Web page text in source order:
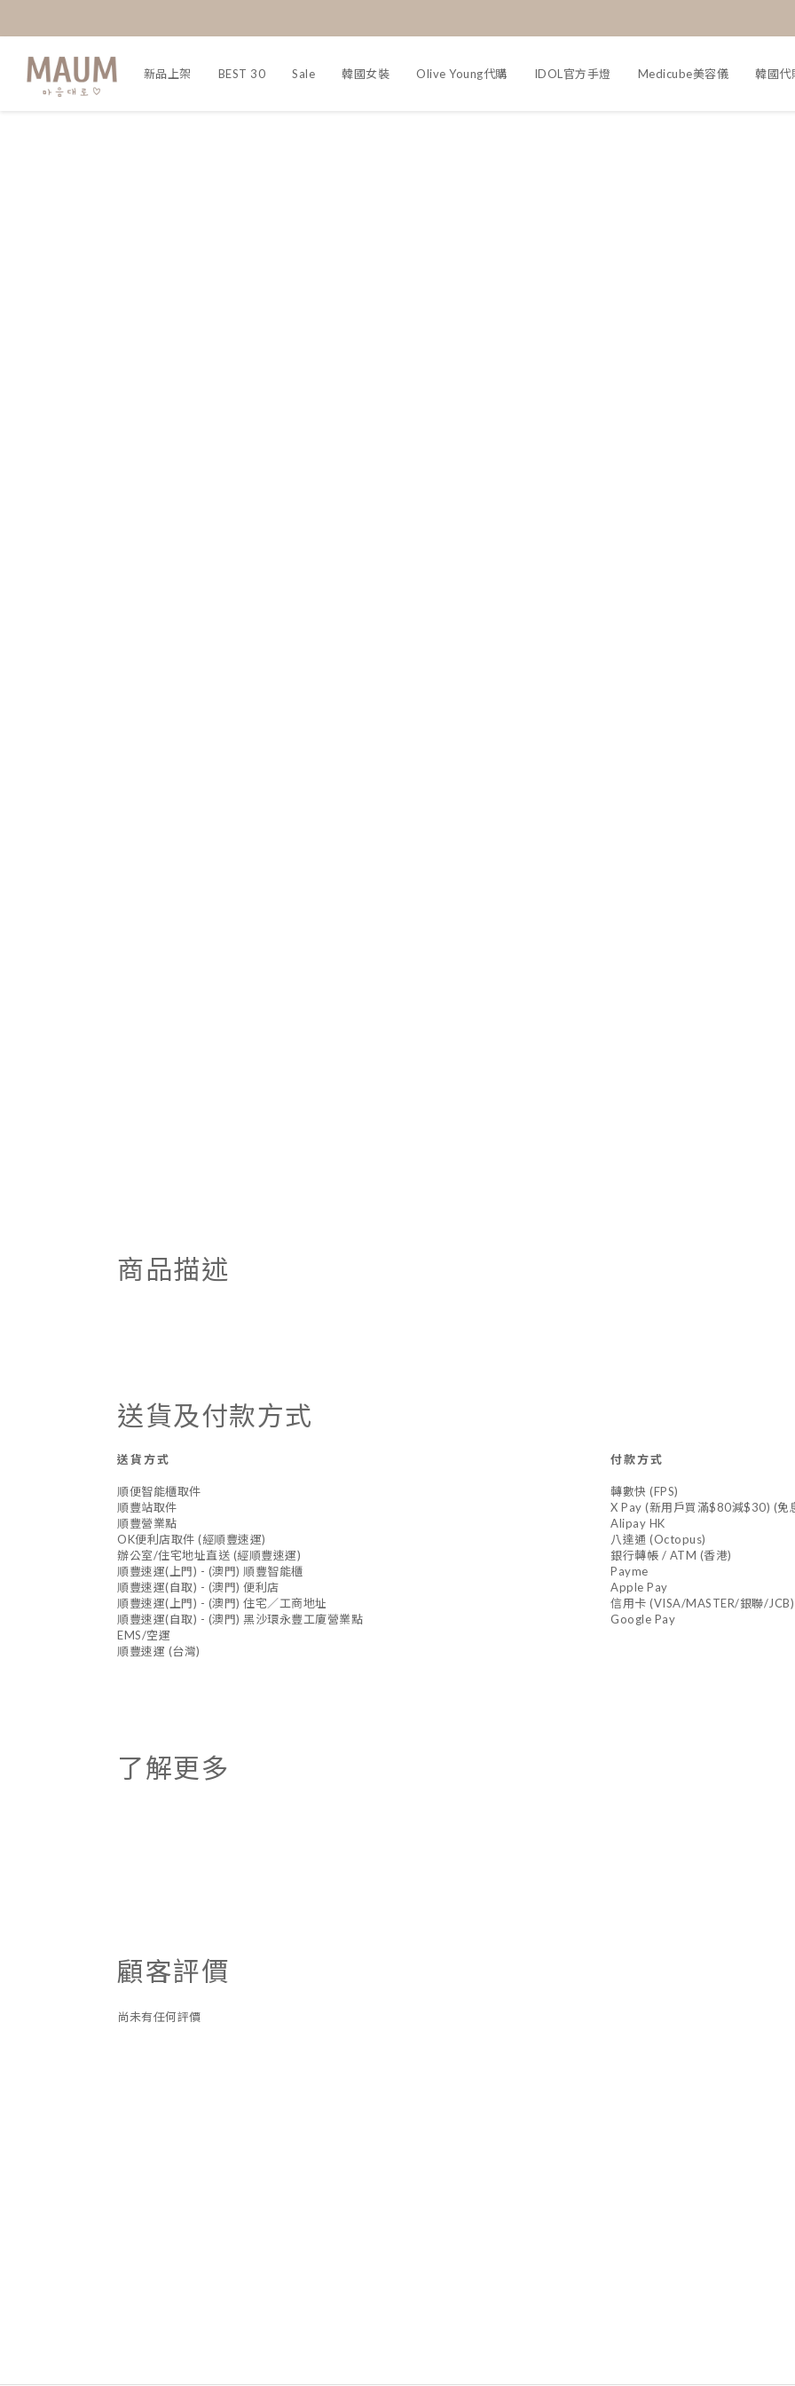
新品上架 BEST 30 Sale 韓國女裝 Olive Young代購 IDOL官方手燈 Medicube美容儀 韓國代
商品描述
送貨及付款方式
送貨方式
順便智能櫃取件
順豐站取件
順豐營業點
OK便利店取件 (經順豐速運)
辦公室/住宅地址直送 (經順豐速運)
順豐速運(上門) - (澳門) 順豐智能櫃
順豐速運(自取) - (澳門) 便利店
順豐速運(上門) - (澳門) 住宅／工商地址
順豐速運(自取) - (澳門) 黑沙環永豐工廈營業點
EMS/空運
順豐速運 (台灣)
付款方式
轉數快 (FPS)
X Pay (新用戶買滿$80減$30) (免
Alipay HK
八達通 (Octopus)
銀行轉帳 / ATM (香港)
Payme
Apple Pay
信用卡 (VISA/MASTER/銀聯/JCB)
Google Pay
了解更多
顧客評價
尚未有任何評價